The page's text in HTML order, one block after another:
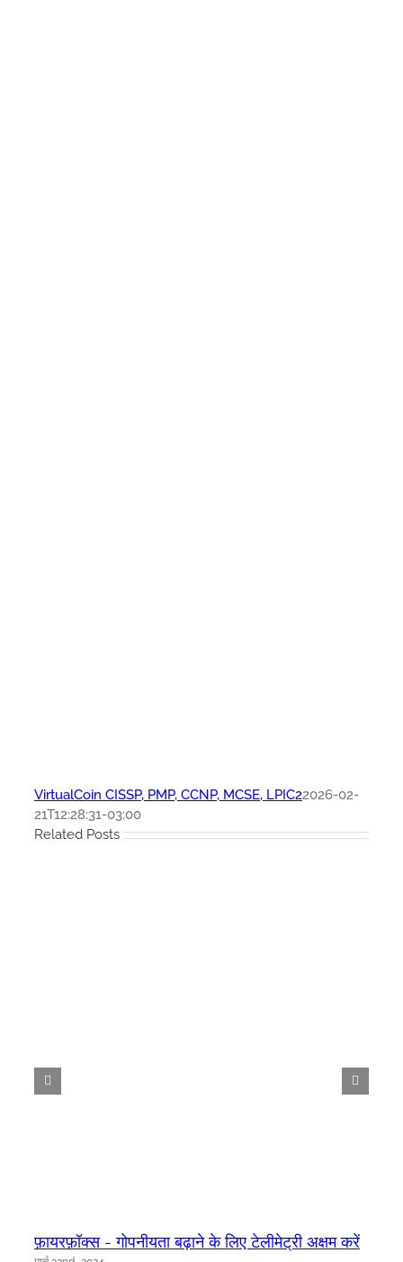
VirtualCoin CISSP, PMP, CCNP, MCSE, LPIC22026-02-
21T12:28:31-03:00
Related Posts
फ़ायरफ़ॉक्स - गोपनीयता बढ़ाने के लिए टेलीमेट्री अक्षम करें